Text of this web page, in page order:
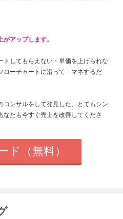
アップします。
トしてもらえない・単価を上げられな
ローチャートに沿って「マネするだ
コンサルをして発見した、とてもシン
たも今すぐ売上を改善してくださ
ド（無料）